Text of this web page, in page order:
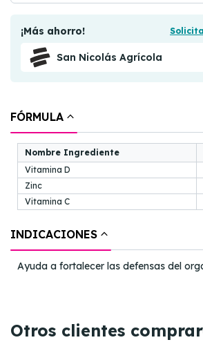
¡Más ahorro!
San Nicolás Agrícola
FÓRMULA
Nombre Ingrediente
Vitamina D
Zinc
Vitamina C
INDICACIONES
Ayuda a fortalecer las defensas del
Otros clientes